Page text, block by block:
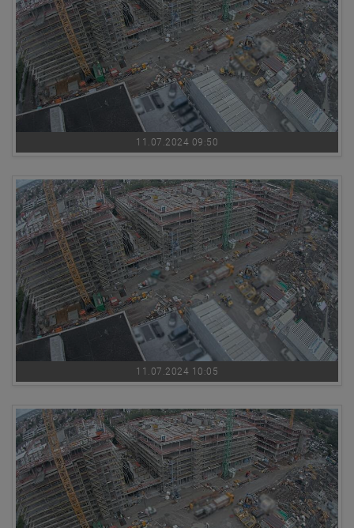
11.07.2024 09:50
11.07.2024 10:05